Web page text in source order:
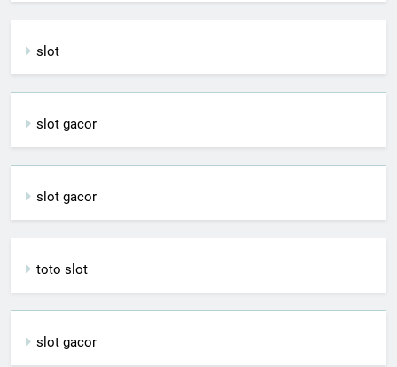
slot
slot gacor
slot gacor
toto slot
slot gacor